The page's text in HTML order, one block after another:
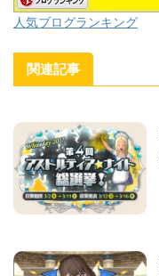
人気ブログランキング
関連記事